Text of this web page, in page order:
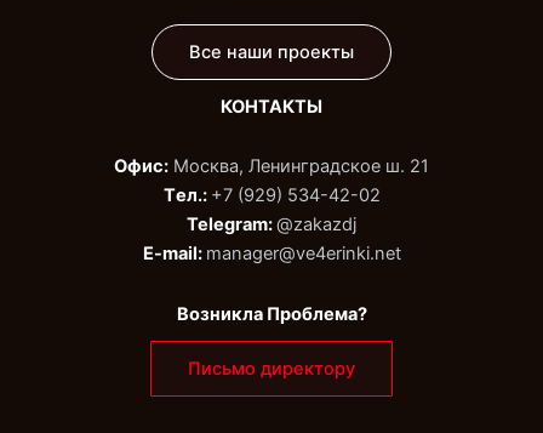
Все наши проекты
КОНТАКТЫ
Офис: Москва, Ленинградское ш. 21
Tел.: +7 (929) 534-42-02‬
Telegram:@zakazdj‬
E-mail: manager@ve4erinki.net
Возникла Проблема?
Письмо директору